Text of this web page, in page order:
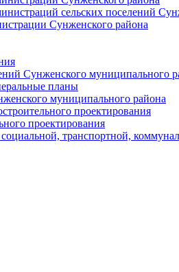
сельских поселений
Сунженского района
Сунженского муниципального
планы
муниципального района
проектирования
проектирования
транспортной,